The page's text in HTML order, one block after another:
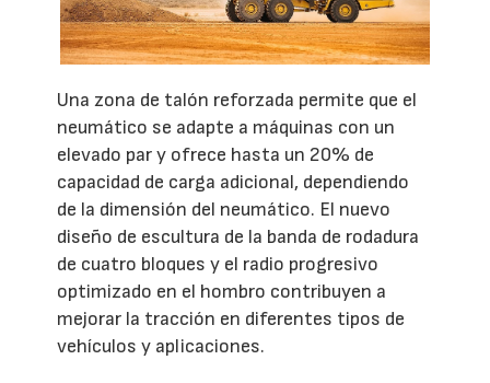
Una zona de talón reforzada permite que el
neumático se adapte a máquinas con un
elevado par y ofrece hasta un 20% de
capacidad de carga adicional, dependiendo
de la dimensión del neumático. El nuevo
diseño de escultura de la banda de rodadura
de cuatro bloques y el radio progresivo
optimizado en el hombro contribuyen a
mejorar la tracción en diferentes tipos de
vehículos y aplicaciones.